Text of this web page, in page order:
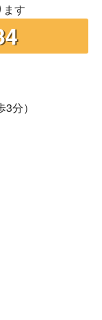
ます
分）